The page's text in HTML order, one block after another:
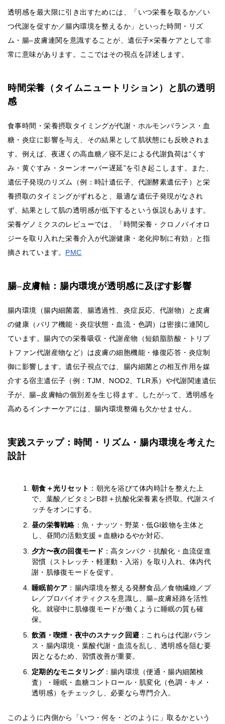
透明感を最大限に引き出すためには、「いつ栄養を取るか／い
つ代謝を促すか／腸内環境を整えるか」といった時間・リズ
ム・腸–皮膚連関を意識することが、遺伝子×栄養ケアとして非
常に意味があります。ここではその視点を詳述します。
時間栄養（タイムニュートリション）と肌の透明
感
食事時間・栄養摂取タイミングが代謝・ホルモンバランス・血
糖・炎症に影響を与え、その結果として肌状態にも反映されま
す。例えば、夜遅くの高血糖／寝不足による代謝負荷は“くす
み・黄ぐすみ・ターンオーバー遅延”を引き起こします。また、
遺伝子発現のリズム（例：時計遺伝子、代謝酵素遺伝子）と栄
養摂取のタイミングがずれると、最適な遺伝子発現がなされ
ず、結果として肌の透明感が低下するという仮説もあります。
栄養ゲノミクスのレビューでは、「時間栄養・クロノバイオロ
ジーを取り入れた栄養介入が代謝健康・老化抑制に有効」と指
摘されています。 PMC
腸–皮膚軸：腸内環境が透明感に及ぼす影響
腸内環境（腸内細菌叢、腸透過性、炎症反応、代謝物）と皮膚
の健康（バリア機能・炎症状態・血流・色調）は密接に連関し
ています。腸内での栄養吸収・代謝産物（短鎖脂肪酸・トリプ
トファン代謝産物など）は皮膚の細胞機能・修復応答・炎症制
御に影響します。遺伝子視点では、腸内細菌との相互作用を媒
介する宿主遺伝子（例：TJM、NOD2、TLR系）や代謝関連遺伝
子が、腸–皮膚軸の個別差を生じ得ます。したがって、透明感を
高めるインナーケアには、腸内環境整備も欠かせません。
実践ステップ：時間・リズム・腸内環境を考えた
設計
朝食＋光リセット ：朝光を浴びて体内時計を整えた上
で、葉酸／ビタミンB群＋抗酸化栄養素を摂取。代謝スイ
ッチをオンにする。
昼の栄養戦略 ：魚・ナッツ・野菜・低GI穀物を主体と
し、昼間の活動支援＋血糖ゆるやか対応。
夕方〜夜の回復モード ：高タンパク・抗酸化・血流促進
習慣（ストレッチ・軽運動・入浴）を取り入れ、体内代
謝・肌修復モードを促す。
睡眠前ケア ：腸内環境を整える発酵食品／食物繊維／プ
レ／プロバイオティクスを意識し、腸–皮膚経路を活性
化。就寝中に肌修復モードが働くように睡眠の質も確
保。
飲酒・喫煙・夜中のスナック回避 ：これらは代謝バラン
ス・腸内環境・葉酸代謝・血流を乱し、透明感を阻む要
因となるため、習慣改善が重要。
定期的なモニタリング：腸内環境（便通・腸内細菌検
査）・睡眠・血糖コントロール・肌変化（色調・キメ・
透明感）をチェックし、必要なら専門介入。
このように内側から「いつ・何を・どのように」取るかという